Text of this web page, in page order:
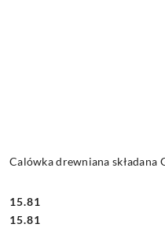
Calówka drewniana składana
Cena:
15.81
Cena:
15.81